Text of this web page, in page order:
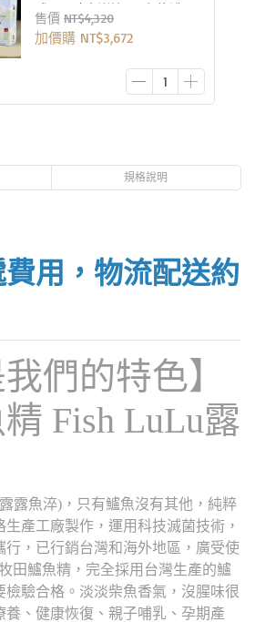
式)-80克新鮮銀耳高倍濃
縮-36包/6盒
售價 NT$4,320
加價購 NT$3,672
規格說明
用，物流配送約
們的特色】
Fish LuLu露
露魚淬)，只有鱸魚沒有其他，純粹
產工廠製作，運用科技滅菌技術，
行，已行銷台灣和海外地區，廣受使
田鱸魚精，完全採用台灣生產的鱸
檢驗合格。淡淡柴魚香氣，沒腥味很
養、健康恢復、親子哺乳、孕期產